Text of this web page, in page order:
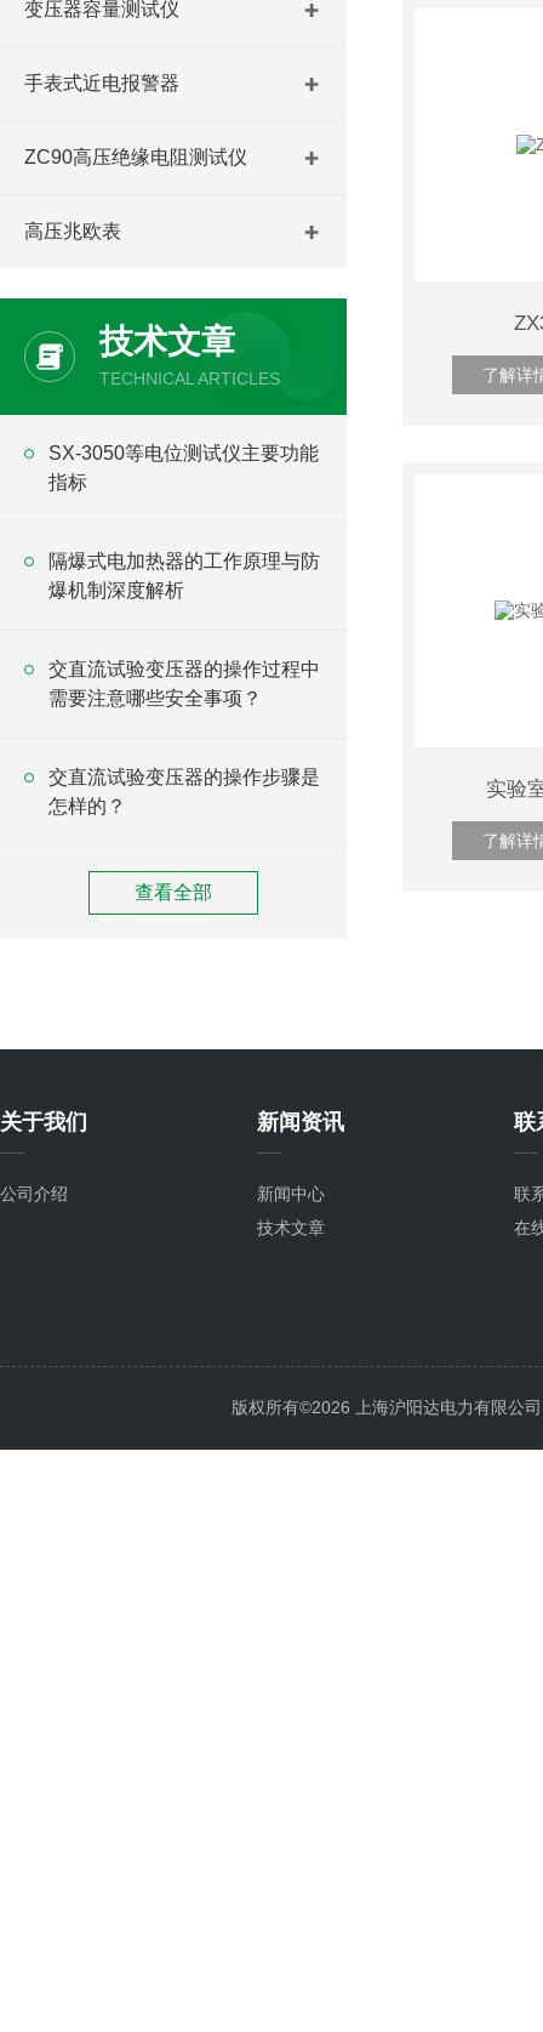
变压器容量测试仪
手表式近电报警器
ZC90高压绝缘电阻测试仪
高压兆欧表
技术文章
TECHNICAL ARTICLES
SX-3050等电位测试仪主要功能
指标
隔爆式电加热器的工作原理与防
爆机制深度解析
交直流试验变压器的操作过程中
需要注意哪些安全事项？
交直流试验变压器的操作步骤是
怎样的？
查看全部
了解详
实验
了解详
关于我们
公司介绍
新闻资讯
新闻中心
技术文章
联
联
在
版权所有©2026 上海沪阳达电力有限公